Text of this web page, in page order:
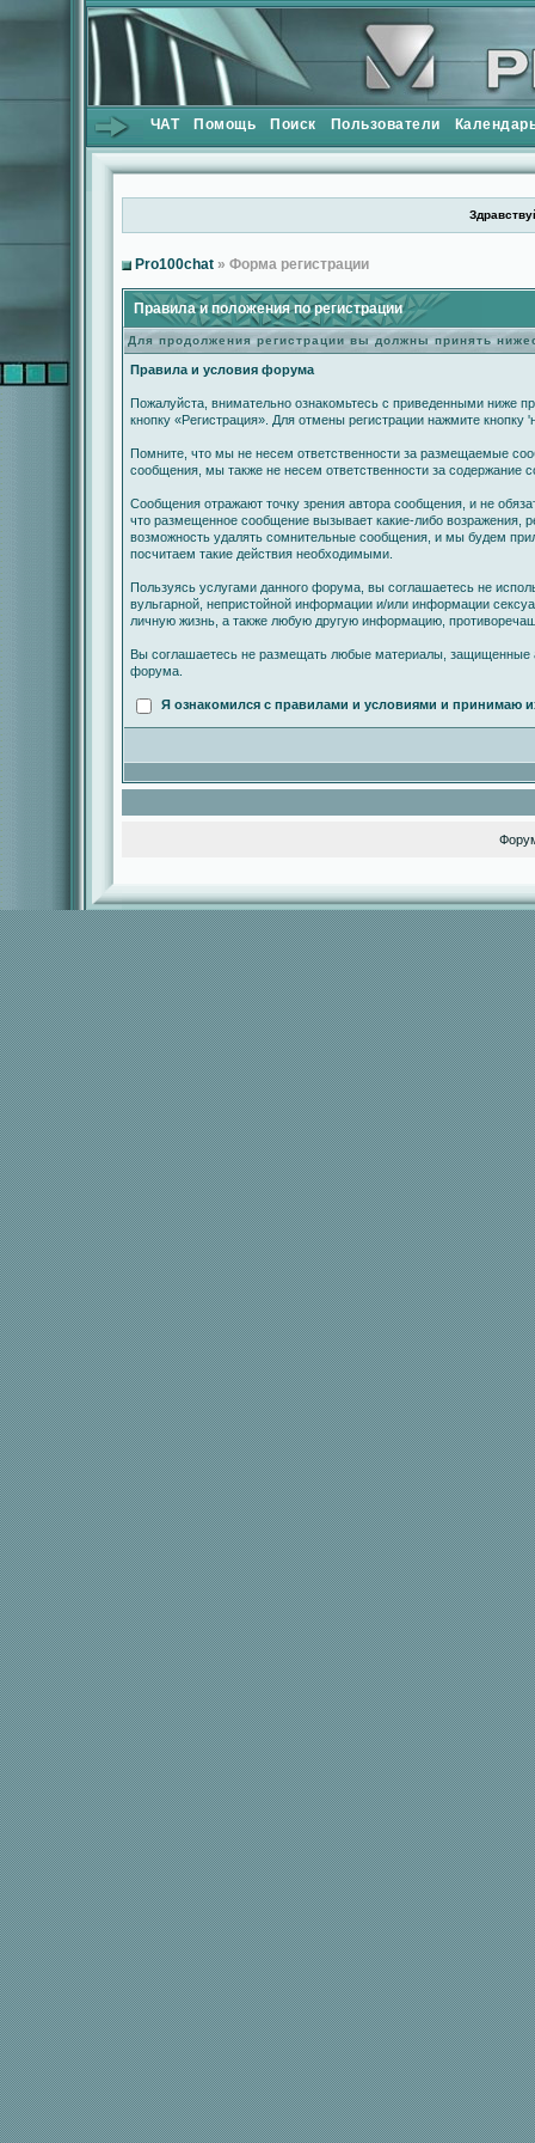
ЧАТ Помощь Поиск Пользователи
Pro100chat » Форма регистрации
Правила и положения по регистрации
Для продолжения регистрации вы должны принять
Правила и условия форума
Пожалуйста, внимательно ознакомьтесь с приведенными ниже
кнопку «Регистрация». Для отмены регистрации нажмите кнопку
Помните, что мы не несем ответственности за размещаемые
сообщения, мы также не несем ответственности за содержание
Сообщения отражают точку зрения автора сообщения, и не
что размещенное сообщение вызывает какие-либо возражения,
возможность удалять сомнительные сообщения, и мы будем
посчитаем такие действия необходимыми.
Пользуясь услугами данного форума, вы соглашаетесь не
вульгарной, непристойной информации и/или информации
личную жизнь, а также любую другую информацию,
Вы соглашаетесь не размещать любые материалы, защищенные
форума.
Я ознакомился с правилами и условиями и принимаю